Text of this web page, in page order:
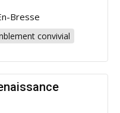
Bresse
convivial